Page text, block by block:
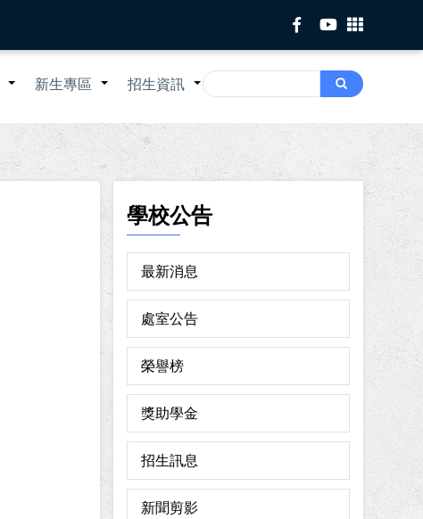
Search
Search
+ +
新生專區 +
招生資訊
學校公告
最新消息
處室公告
榮譽榜
獎助學金
招生訊息
新聞剪影